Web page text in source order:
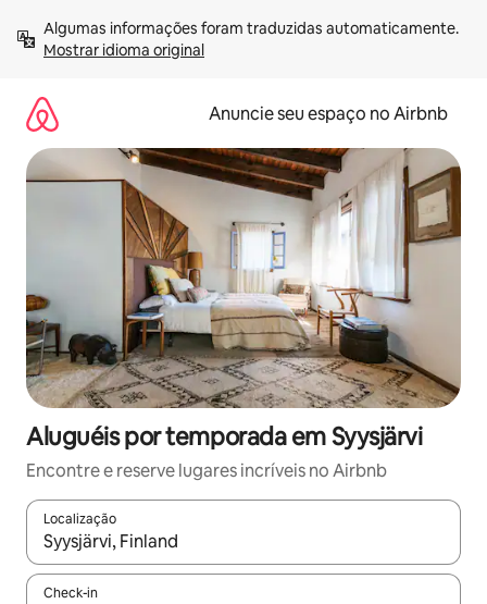
para
Mostrar idioma original
Anuncie seu espaço no Airbnb
Aluguéis por temporada em Syysjärvi
Encontre e reserve lugares incríveis no Airbnb
Localização
Quando os resultados estiverem disponíveis, explore-os
Check-in